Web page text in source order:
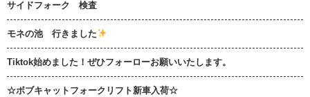
サイドフォーク 検査
モネの池 行きました
Tiktok始めました！ぜひフォーローお願いいたします。
☆ボブキャットフォークリフト新車入荷☆